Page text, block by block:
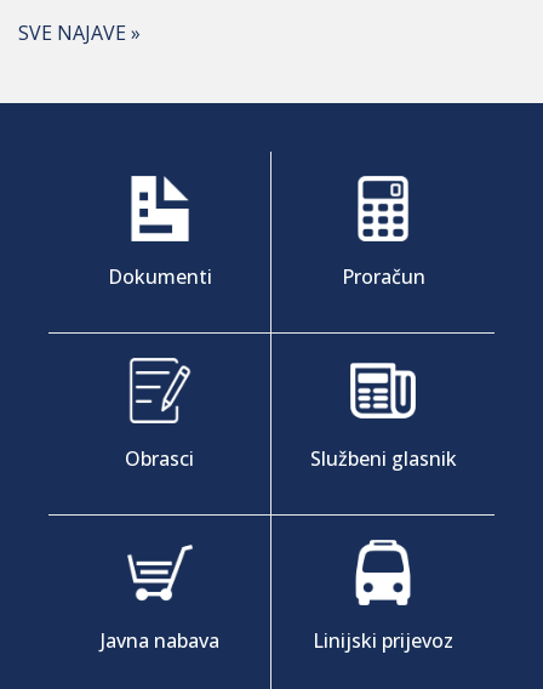
SVE NAJAVE »
Dokumenti Proračun
Obrasci Službeni glasnik
Javna nabava Linijski prijevoz